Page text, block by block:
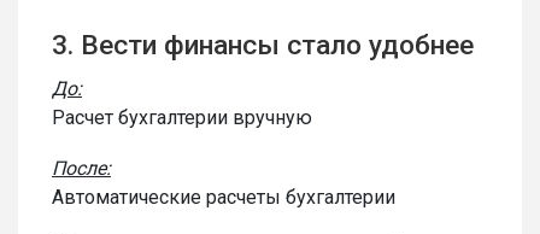
3. Вести финансы стало удобнее
До:
Расчет бухгалтерии вручную
После:
Автоматические расчеты бухгалтерии